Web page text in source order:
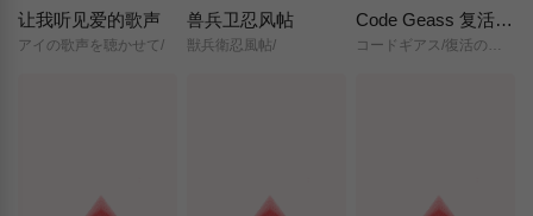
让我听见爱的歌声
アイの歌声を聴かせて/
兽兵卫忍风帖
獣兵衛忍風帖/
Code Geass 复活的鲁路修
コードギアス/復活のルルーシュ/